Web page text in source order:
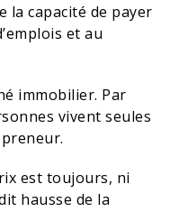
la capacité de payer
et au
immobilier. Par
vivent seules
est toujours, ni
hausse de la